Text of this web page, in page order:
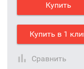
Купить
Купить в 1
Сравнить